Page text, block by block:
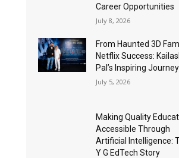
Career Opportunities
July 8, 2026
From Haunted 3D
Netflix Success:
Pal’s Inspiring Journey
July 5, 2026
Making Quality
Accessible Through
Artificial Intelligence:
Y G EdTech Story